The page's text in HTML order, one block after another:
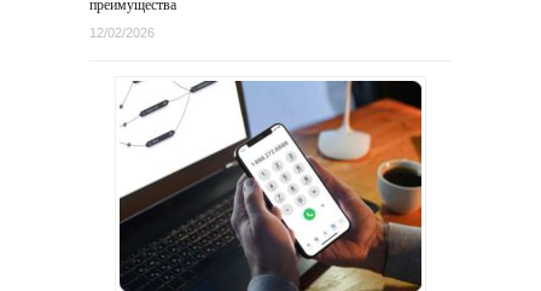
преимущества
12/02/2026